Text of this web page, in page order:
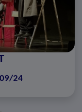
24